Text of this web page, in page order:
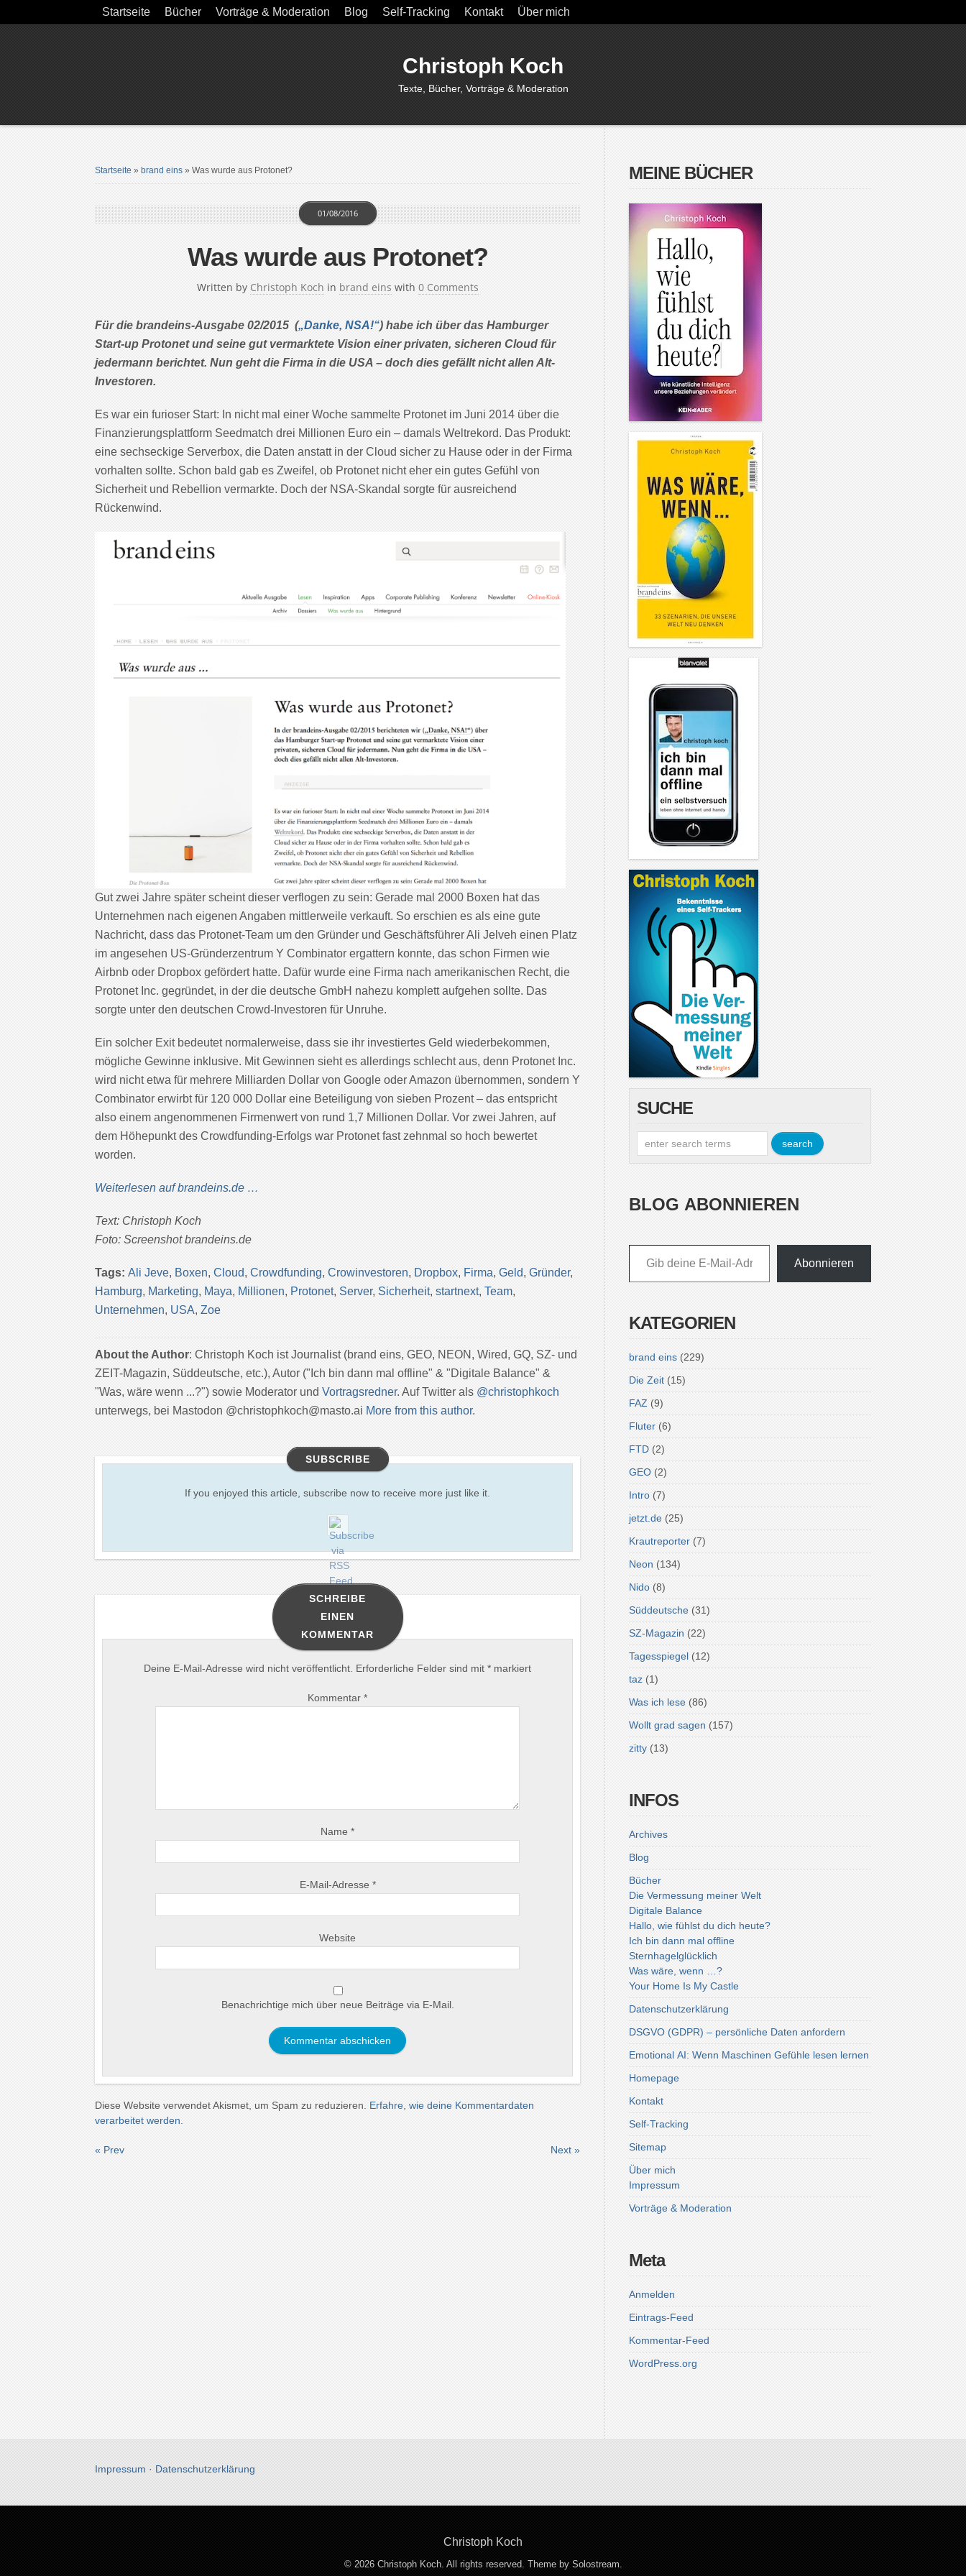
Startseite Bücher Vorträge & Moderation Blog Self-Tracking Kontakt Über mich
Christoph Koch
Texte, Bücher, Vorträge & Moderation
Startseite » brand eins » Was wurde aus Protonet?
Was wurde aus Protonet?
Written by Christoph Koch
01/08/2016
in brand eins with 0 Comments
Für die brandeins-Ausgabe 02/2015 („Danke, NSA!“) habe ich über das Hamburger
Start-up Protonet und seine gut vermarktete Vision einer privaten, sicheren Cloud für
jedermann berichtet. Nun geht die Firma in die USA – doch dies gefällt nicht allen Alt-
Investoren.
Es war ein furioser Start: In nicht mal einer Woche sammelte Protonet im Juni 2014 über die
Finanzierungsplattform Seedmatch drei Millionen Euro ein – damals Weltrekord. Das Produkt:
eine sechseckige Serverbox, die Daten anstatt in der Cloud sicher zu Hause oder in der Firma
vorhalten sollte. Schon bald gab es Zweifel, ob Protonet nicht eher ein gutes Gefühl von
Sicherheit und Rebellion vermarkte. Doch der NSA-Skandal sorgte für ausreichend
Rückenwind.
Gut zwei Jahre später scheint dieser verflogen zu sein: Gerade mal 2000 Boxen hat das
Unternehmen nach eigenen Angaben mittlerweile verkauft. So erschien es als eine gute
Nachricht, dass das Protonet-Team um den Gründer und Geschäftsführer Ali Jelveh einen Platz
im angesehen US-Gründerzentrum Y Combinator ergattern konnte, das schon Firmen wie
Airbnb oder Dropbox gefördert hatte. Dafür wurde eine Firma nach amerikanischen Recht, die
Protonet Inc. gegründet, in der die deutsche GmbH nahezu komplett aufgehen sollte. Das
sorgte unter den deutschen Crowd-Investoren für Unruhe.
Ein solcher Exit bedeutet normalerweise, dass sie ihr investiertes Geld wiederbekommen,
mögliche Gewinne inklusive. Mit Gewinnen sieht es allerdings schlecht aus, denn Protonet Inc.
wird nicht etwa für mehrere Milliarden Dollar von Google oder Amazon übernommen, sondern Y
Combinator erwirbt für 120 000 Dollar eine Beteiligung von sieben Prozent – das entspricht
also einem angenommenen Firmenwert von rund 1,7 Millionen Dollar. Vor zwei Jahren, auf
dem Höhepunkt des Crowdfunding-Erfolgs war Protonet fast zehnmal so hoch bewertet
worden.
Weiterlesen auf brandeins.de …
Text: Christoph Koch
Foto: Screenshot brandeins.de
Tags: Ali Jeve, Boxen, Cloud, Crowdfunding, Crowinvestoren, Dropbox, Firma, Geld, Gründer,
Hamburg, Marketing, Maya, Millionen, Protonet, Server, Sicherheit, startnext, Team,
Unternehmen, USA, Zoe
About the Author: Christoph Koch ist Journalist (brand eins, GEO, NEON, Wired, GQ, SZ- und
ZEIT-Magazin, Süddeutsche, etc.), Autor ("Ich bin dann mal offline" & "Digitale Balance" &
"Was, wäre wenn ...?") sowie Moderator und Vortragsredner. Auf Twitter als @christophkoch
unterwegs, bei Mastodon @christophkoch@masto.ai More from this author.
SUBSCRIBE
If you enjoyed this article, subscribe now to receive more just like it.
SCHREIBE
EINEN
KOMMENTAR
Deine E-Mail-Adresse wird nicht veröffentlicht. Erforderliche Felder sind mit * markiert
Kommentar *
Name *
E-Mail-Adresse *
Website
Benachrichtige mich über neue Beiträge via E-Mail.
Diese Website verwendet Akismet, um Spam zu reduzieren. Erfahre, wie deine Kommentardaten
verarbeitet werden.
« Prev Next »
MEINE BÜCHER
SUCHE
BLOG ABONNIEREN
Gib deine E-Mail-Adresse ein ...
Abonnieren
KATEGORIEN
brand eins(229)
Die Zeit(15)
FAZ (9)
Fluter(6)
FTD(2)
GEO(2)
Intro(7)
jetzt.de(25)
Krautreporter(7)
Neon (134)
Nido(8)
Süddeutsche(31)
SZ-Magazin (22)
Tagesspiegel(12)
taz(1)
Was ich lese(86)
Wollt grad sagen (157)
zitty(13)
INFOS
Archives
Blog
Bücher
Die Vermessung meiner Welt
Digitale Balance
Hallo, wie fühlst du dich heute?
Ich bin dann mal offline
Sternhagelglücklich
Was wäre, wenn …?
Your Home Is My Castle
Datenschutzerklärung
DSGVO (GDPR) – persönliche Daten anfordern
Emotional AI: Wenn Maschinen Gefühle lesen lernen
Homepage
Kontakt
Self-Tracking
Sitemap
Über mich
Impressum
Vorträge & Moderation
Meta
Anmelden
Eintrags-Feed
Kommentar-Feed
WordPress.org
Impressum · Datenschutzerklärung
Christoph Koch
© 2026 Christoph Koch. All rights reserved. Theme by Solostream.